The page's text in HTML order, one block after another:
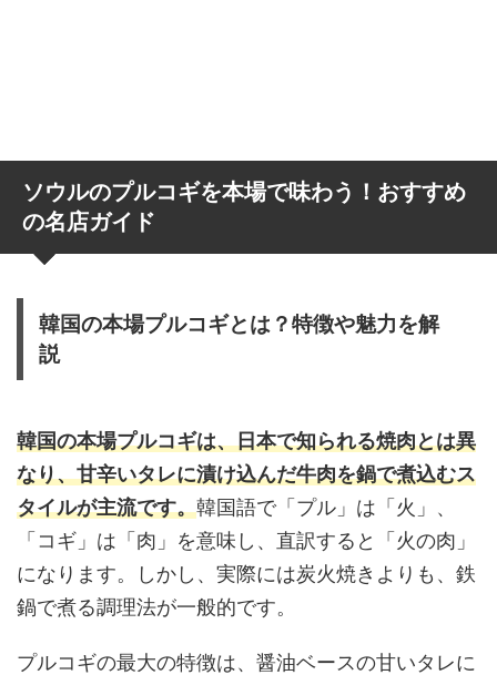
ソウルのプルコギを本場で味わう！おすすめ
の名店ガイド
韓国の本場プルコギとは？特徴や魅力を解
説
韓国の本場プルコギは、日本で知られる焼肉とは異
なり、甘辛いタレに漬け込んだ牛肉を鍋で煮込むス
タイルが主流です。韓国語で「プル」は「火」、
「コギ」は「肉」を意味し、直訳すると「火の肉」
になります。しかし、実際には炭火焼きよりも、鉄
鍋で煮る調理法が一般的です。
プルコギの最大の特徴は、醤油ベースの甘いタレに